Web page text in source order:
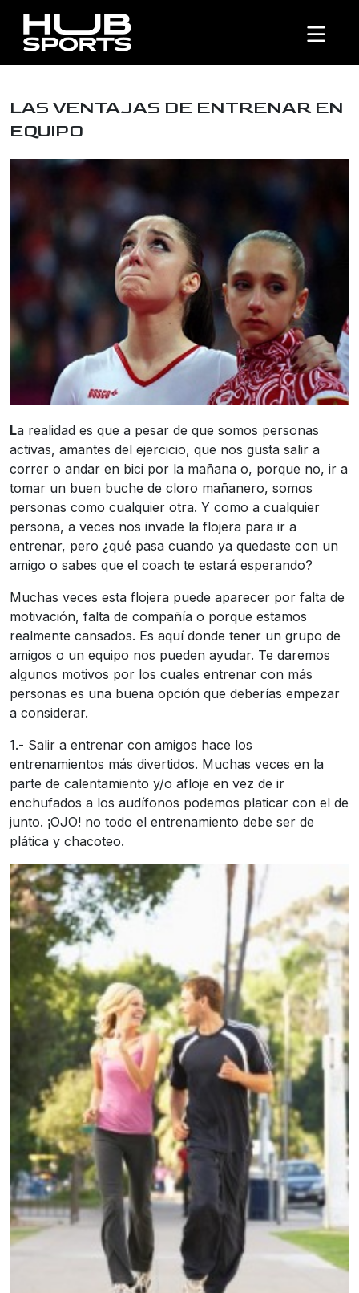
LAS VENTAJAS DE ENTRENAR EN
EQUIPO
La realidad es que a pesar de que somos personas
activas, amantes del ejercicio, que nos gusta salir a
correr o andar en bici por la mañana o, porque no, ir a
tomar un buen buche de cloro mañanero, somos
personas como cualquier otra. Y como a cualquier
persona, a veces nos invade la flojera para ir a
entrenar, pero ¿qué pasa cuando ya quedaste con un
amigo o sabes que el coach te estará esperando?
Muchas veces esta flojera puede aparecer por falta de
motivación, falta de compañía o porque estamos
realmente cansados. Es aquí donde tener un grupo de
amigos o un equipo nos pueden ayudar. Te daremos
algunos motivos por los cuales entrenar con más
personas es una buena opción que deberías empezar
a considerar.
1.- Salir a entrenar con amigos hace los
entrenamientos más divertidos. Muchas veces en la
parte de calentamiento y/o afloje en vez de ir
enchufados a los audífonos podemos platicar con el de
junto. ¡OJO! no todo el entrenamiento debe ser de
plática y chacoteo.